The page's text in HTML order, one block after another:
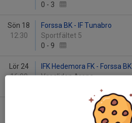
0 - 3
Sön 18
12:30
Forssa BK - IF Tunabro
Sportfältet 5
0 - 9
Lör 24
16:00
IFK Hedemora FK - Forssa BK
Vasaliden Arena
Forssa BK - Samuelsdals IF